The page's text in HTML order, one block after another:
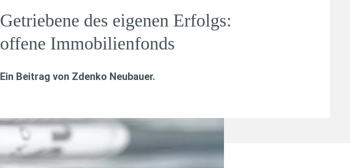
Getriebene des eigenen Erfolgs:
offene Immobilienfonds
Ein Beitrag von Zdenko Neubauer.